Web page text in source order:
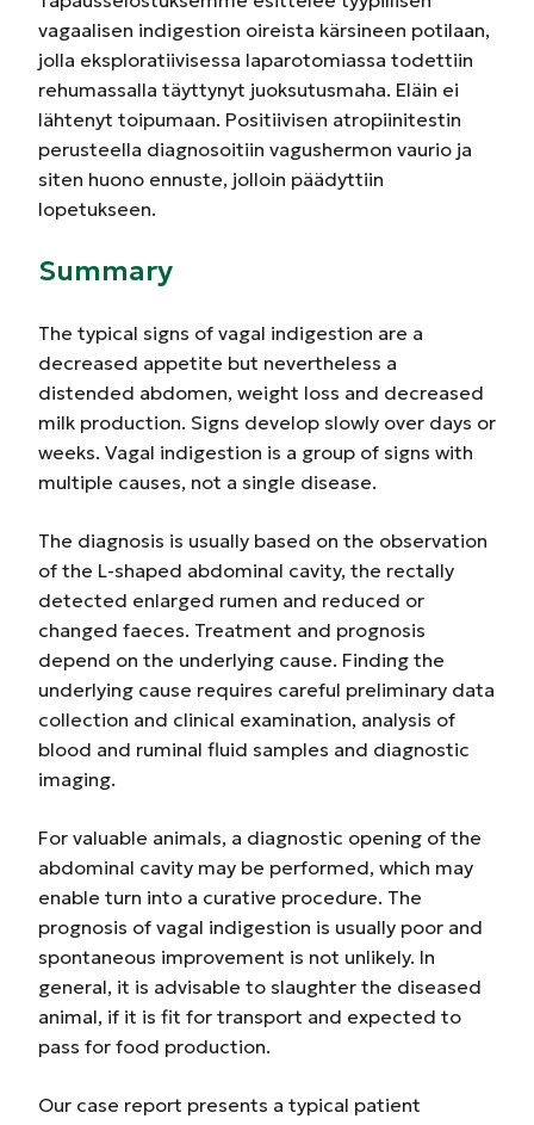
vagaalisen indigestion oireista kärsineen potilaan,
jolla eksploratiivisessa laparotomiassa todettiin
rehumassalla täyttynyt juoksutusmaha. Eläin ei
lähtenyt toipumaan. Positiivisen atropiinitestin
perusteella diagnosoitiin vagushermon vaurio ja
siten huono ennuste, jolloin päädyttiin
lopetukseen.
Summary
The typical signs of vagal indigestion are a
decreased appetite but nevertheless a
distended abdomen, weight loss and decreased
milk production. Signs develop slowly over days or
weeks. Vagal indigestion is a group of signs with
multiple causes, not a single disease.
The diagnosis is usually based on the observation
of the L-shaped abdominal cavity, the rectally
detected enlarged rumen and reduced or
changed faeces. Treatment and prognosis
depend on the underlying cause. Finding the
underlying cause requires careful preliminary data
collection and clinical examination, analysis of
blood and ruminal fluid samples and diagnostic
imaging.
For valuable animals, a diagnostic opening of the
abdominal cavity may be performed, which may
enable turn into a curative procedure. The
prognosis of vagal indigestion is usually poor and
spontaneous improvement is not unlikely. In
general, it is advisable to slaughter the diseased
animal, if it is fit for transport and expected to
pass for food production.
Our case report presents a typical patient